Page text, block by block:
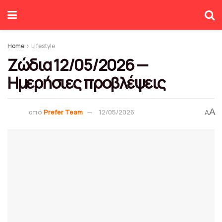
Home Lifestyle
Ζώδια 12/05/2026 —
Ημερήσιες προβλέψεις
από Prefer Team 12/05/2026 AA